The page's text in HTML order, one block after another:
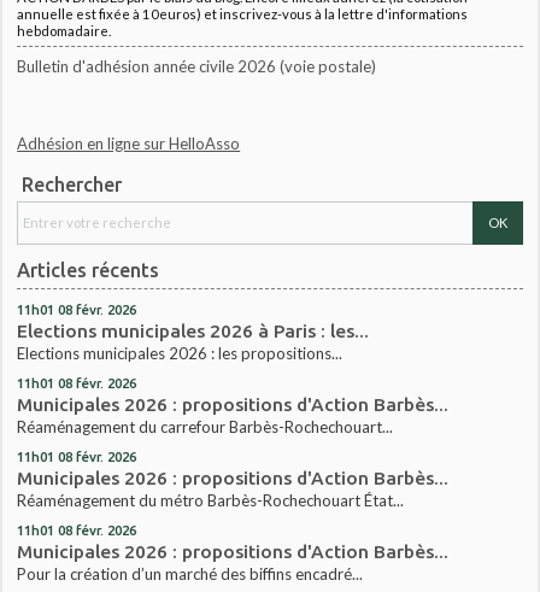
annuelle est fixée à 10euros) et inscrivez-vous à la lettre d'informations
hebdomadaire.
Bulletin d'adhésion année civile 2026 (voie postale)
Adhésion en ligne sur HelloAsso
Rechercher
Articles récents
11h01 08 févr. 2026
Elections municipales 2026 à Paris : les...
Elections municipales 2026 : les propositions...
11h01 08 févr. 2026
Municipales 2026 : propositions d'Action Barbès...
Réaménagement du carrefour Barbès-Rochechouart...
11h01 08 févr. 2026
Municipales 2026 : propositions d'Action Barbès...
Réaménagement du métro Barbès-Rochechouart État...
11h01 08 févr. 2026
Municipales 2026 : propositions d'Action Barbès...
Pour la création d’un marché des biffins encadré...